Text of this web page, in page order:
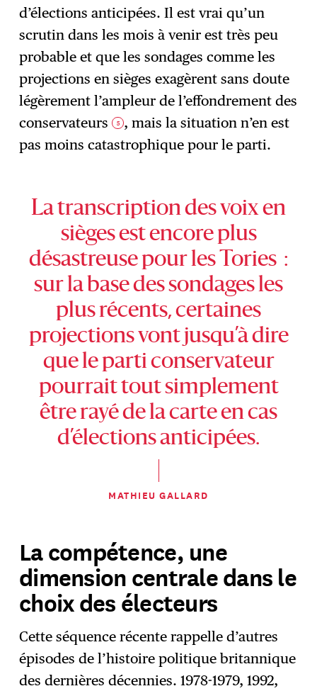
d’élections anticipées. Il est vrai qu’un
scrutin dans les mois à venir est très peu
probable et que les sondages comme les
projections en sièges exagèrent sans doute
légèrement l’ampleur de l’effondrement des
conservateurs 5 , mais la situation n’en est
pas moins catastrophique pour le parti.
La transcription des voix en
sièges est encore plus
désastreuse pour les Tories :
sur la base des sondages les
plus récents, certaines
projections vont jusqu’à dire
que le parti conservateur
pourrait tout simplement
être rayé de la carte en cas
d’élections anticipées.
MATHIEU GALLARD
La compétence, une
dimension centrale dans le
choix des électeurs
Cette séquence récente rappelle d’autres
épisodes de l’histoire politique britannique
des dernières décennies. 1978-1979, 1992,